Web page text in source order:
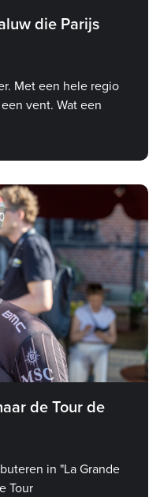
die Parijs
Met een hele regio
vent. Wat een
de Tour de
in "La Grande
Tour